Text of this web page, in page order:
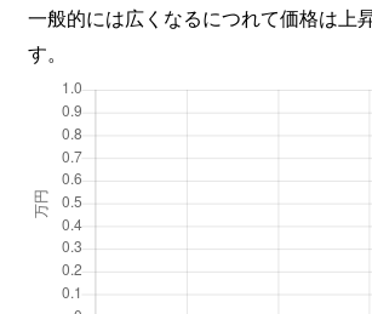
一般的には広くなるにつれて価格は上
す。